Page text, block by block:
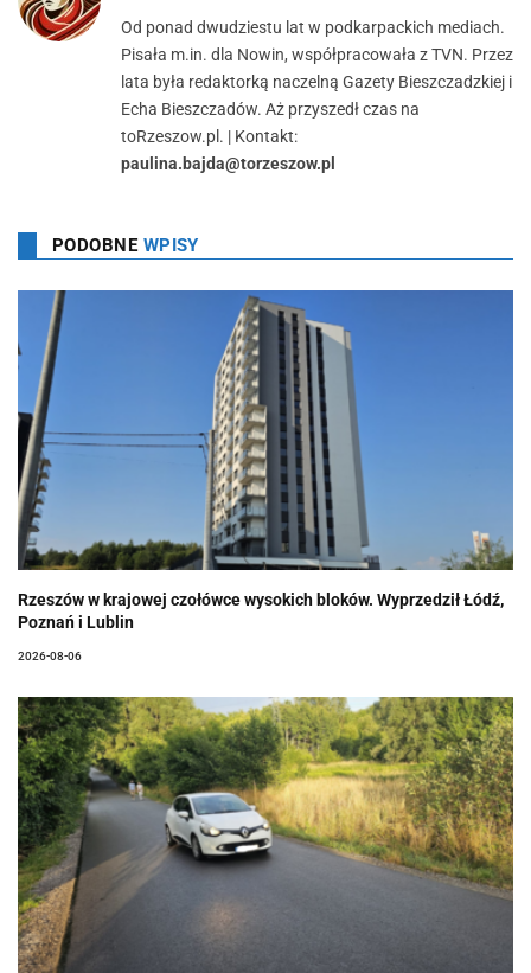
Od ponad dwudziestu lat w podkarpackich mediach.
Pisała m.in. dla Nowin, współpracowała z TVN. Przez
lata była redaktorką naczelną Gazety Bieszczadzkiej i
Echa Bieszczadów. Aż przyszedł czas na
toRzeszow.pl. | Kontakt:
paulina.bajda@torzeszow.pl
PODOBNE WPISY
Rzeszów w krajowej czołówce wysokich bloków. Wyprzedził Łódź,
Poznań i Lublin
2026-08-06